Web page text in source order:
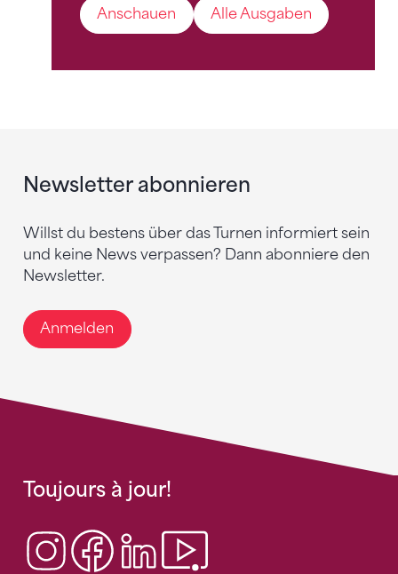
Anschauen Alle Ausgaben
Newsletter abonnieren
Willst du bestens über das Turnen informiert sein
und keine News verpassen? Dann abonniere den
Newsletter.
Anmelden
Toujours à jour!